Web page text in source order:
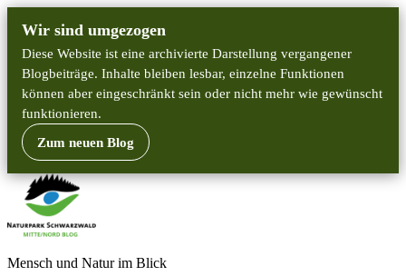
Wir sind umgezogen
Diese Website ist eine archivierte Darstellung vergangener
Blogbeiträge. Inhalte bleiben lesbar, einzelne Funktionen
können aber eingeschränkt sein oder nicht mehr wie gewünscht
funktionieren.
Zum neuen Blog
Mensch und Natur im Blick